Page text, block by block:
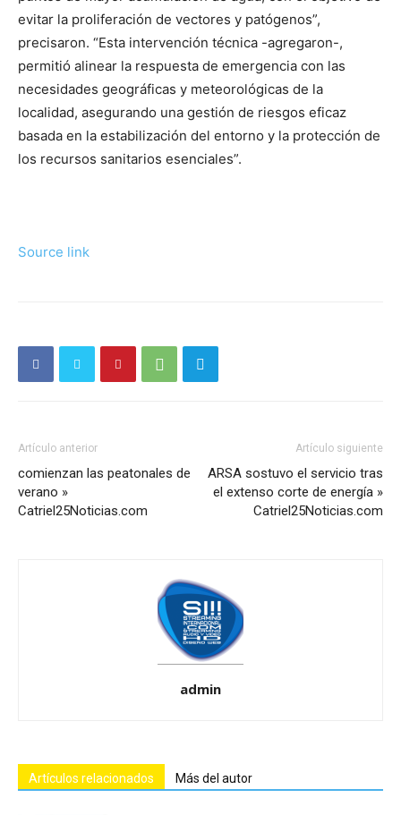
evitar la proliferación de vectores y patógenos”,
precisaron. “Esta intervención técnica -agregaron-,
permitió alinear la respuesta de emergencia con las
necesidades geográficas y meteorológicas de la
localidad, asegurando una gestión de riesgos eficaz
basada en la estabilización del entorno y la protección de
los recursos sanitarios esenciales”.
Source link
Artículo anterior
comienzan las peatonales de
verano »
Catriel25Noticias.com
Artículo siguiente
ARSA sostuvo el servicio tras
el extenso corte de energía »
Catriel25Noticias.com
admin
Artículos relacionados Más del autor